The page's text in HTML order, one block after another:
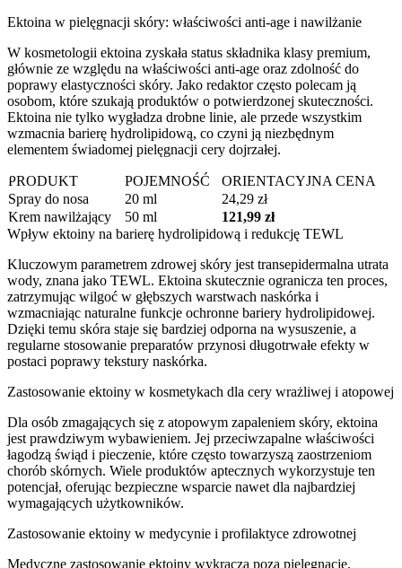
Ektoina w pielęgnacji skóry: właściwości anti-age i nawilżanie
W kosmetologii ektoina zyskała status składnika klasy premium,
głównie ze względu na właściwości anti-age oraz zdolność do
poprawy elastyczności skóry. Jako redaktor często polecam ją
osobom, które szukają produktów o potwierdzonej skuteczności.
Ektoina nie tylko wygładza drobne linie, ale przede wszystkim
wzmacnia barierę hydrolipidową, co czyni ją niezbędnym
elementem świadomej pielęgnacji cery dojrzałej.
PRODUKT POJEMNOŚĆ
ORIENTACYJNA CENA
Spray do nosa
20 ml
24,29 zł
Krem nawilżający
50 ml
121,99 zł
Wpływ ektoiny na barierę hydrolipidową i redukcję TEWL
Kluczowym parametrem zdrowej skóry jest transepidermalna utrata
wody, znana jako TEWL. Ektoina skutecznie ogranicza ten proces,
zatrzymując wilgoć w głębszych warstwach naskórka i
wzmacniając naturalne funkcje ochronne bariery hydrolipidowej.
Dzięki temu skóra staje się bardziej odporna na wysuszenie, a
regularne stosowanie preparatów przynosi długotrwałe efekty w
postaci poprawy tekstury naskórka.
Zastosowanie ektoiny w kosmetykach dla cery wrażliwej i atopowej
Dla osób zmagających się z atopowym zapaleniem skóry, ektoina
jest prawdziwym wybawieniem. Jej przeciwzapalne właściwości
łagodzą świąd i pieczenie, które często towarzyszą zaostrzeniom
chorób skórnych. Wiele produktów aptecznych wykorzystuje ten
potencjał, oferując bezpieczne wsparcie nawet dla najbardziej
wymagających użytkowników.
Zastosowanie ektoiny w medycynie i profilaktyce zdrowotnej
Medyczne zastosowanie ektoiny wykracza poza pielęgnację,